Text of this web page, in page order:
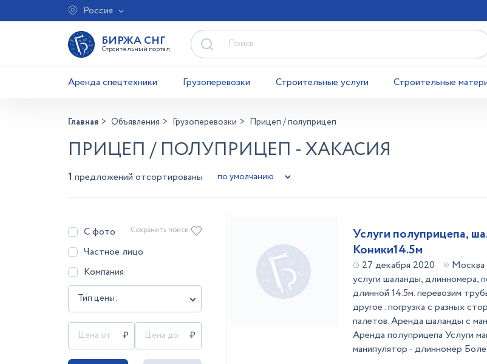
Россия
БИРЖА СНГ
Строительный портал
Аренда спецтехники Грузоперевозки Строительные услуги Строительные
Главная Объявления Грузоперевозки Прицеп / полуприцеп
ПРИЦЕП / ПОЛУПРИЦЕП - ХАКАСИЯ
1 предложений отсортированы
С фото
Частное лицо
Компания
Тип цены:
Сохранить поиск
Услуги полуприцепа,
Коники14.5м
27 декабря 2020
Москва
услуги шаланды, длинномера,
длинной 14.5м. перевозим
другое . погрузка с разных
палетов. Аренда шаланды с
Аренда полуприцепа Услуги
манипулятор - длинномер